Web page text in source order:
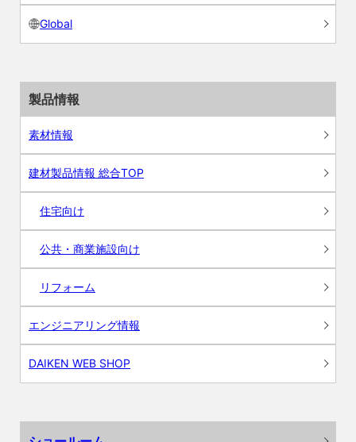
Global
製品情報
素材情報
建材製品情報 総合TOP
住宅向け
公共・商業施設向け
リフォーム
エンジニアリング情報
DAIKEN WEB SHOP